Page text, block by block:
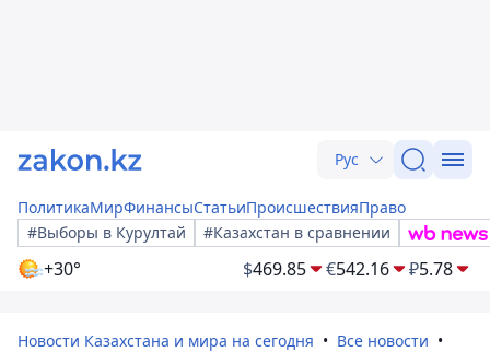
Рус
ПолитикаМирФинансыСтатьиПроисшествияПраво
#Выборы в Курултай
#Казахстан в сравнении
+30° $469.85 €542.16 ₽5.78
Новости Казахстана и мира на сегодня
Все новости